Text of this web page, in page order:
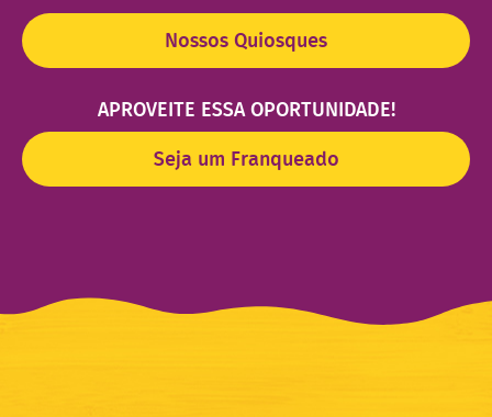
Nossos Quiosques
APROVEITE ESSA OPORTUNIDADE!
Seja um Franqueado